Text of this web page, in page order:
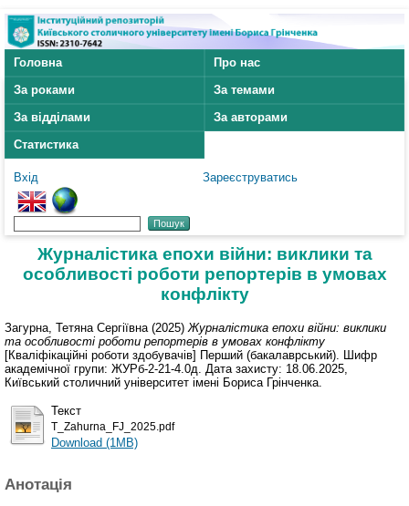
Головна
Про нас
За роками
За темами
За відділами
За авторами
Статистика
Вхід Зареєструватись
Журналістика епохи війни: виклики та
особливості роботи репортерів в умовах
конфлікту
Загурна, Тетяна Сергіївна (2025) Журналістика епохи війни: виклики
та особливості роботи репортерів в умовах конфлікту
[Кваліфікаційні роботи здобувачів] Перший (бакалаврський). Шифр
академічної групи: ЖУРб-2-21-4.0д. Дата захисту: 18.06.2025,
Київський столичний університет імені Бориса Грінченка.
Текст
T_Zahurna_FJ_2025.pdf
Download (1MB)
Анотація